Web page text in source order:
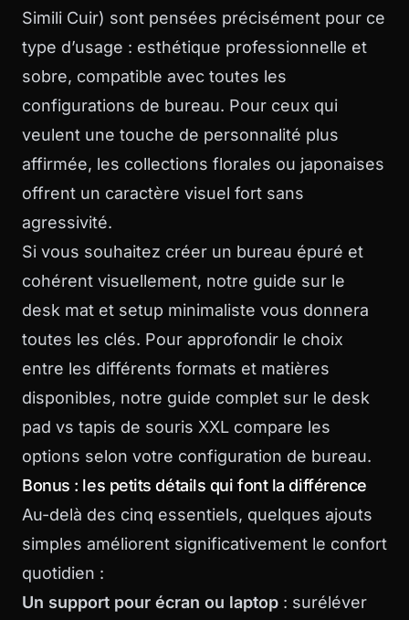
Simili Cuir) sont pensées précisément pour ce
type d’usage : esthétique professionnelle et
sobre, compatible avec toutes les
configurations de bureau. Pour ceux qui
veulent une touche de personnalité plus
affirmée, les collections florales ou japonaises
offrent un caractère visuel fort sans
agressivité.
Si vous souhaitez créer un bureau épuré et
cohérent visuellement, notre guide sur le
desk mat et setup minimaliste vous donnera
toutes les clés. Pour approfondir le choix
entre les différents formats et matières
disponibles, notre guide complet sur le desk
pad vs tapis de souris XXL compare les
options selon votre configuration de bureau.
Bonus : les petits détails qui font la différence
Au-delà des cinq essentiels, quelques ajouts
simples améliorent significativement le confort
quotidien :
Un support pour écran ou laptop : suréléver